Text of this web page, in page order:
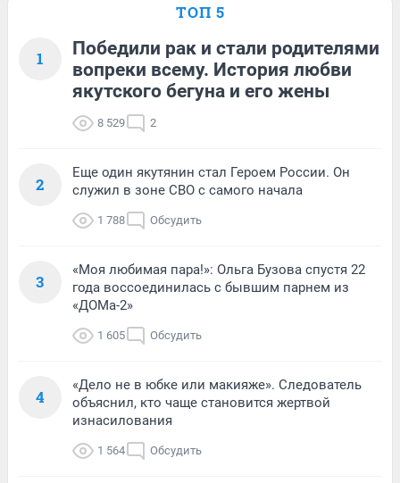
ТОП 5
1
Победили рак и стали родителями
вопреки всему. История любви
якутского бегуна и его жены
8 529 2
2
Еще один якутянин стал Героем России. Он
служил в зоне СВО с самого начала
1 788 Обсудить
3
«Моя любимая пара!»: Ольга Бузова спустя 22
года воссоединилась с бывшим парнем из
«ДОМа-2»
1 605 Обсудить
4
«Дело не в юбке или макияже». Следователь
объяснил, кто чаще становится жертвой
изнасилования
1 564 Обсудить